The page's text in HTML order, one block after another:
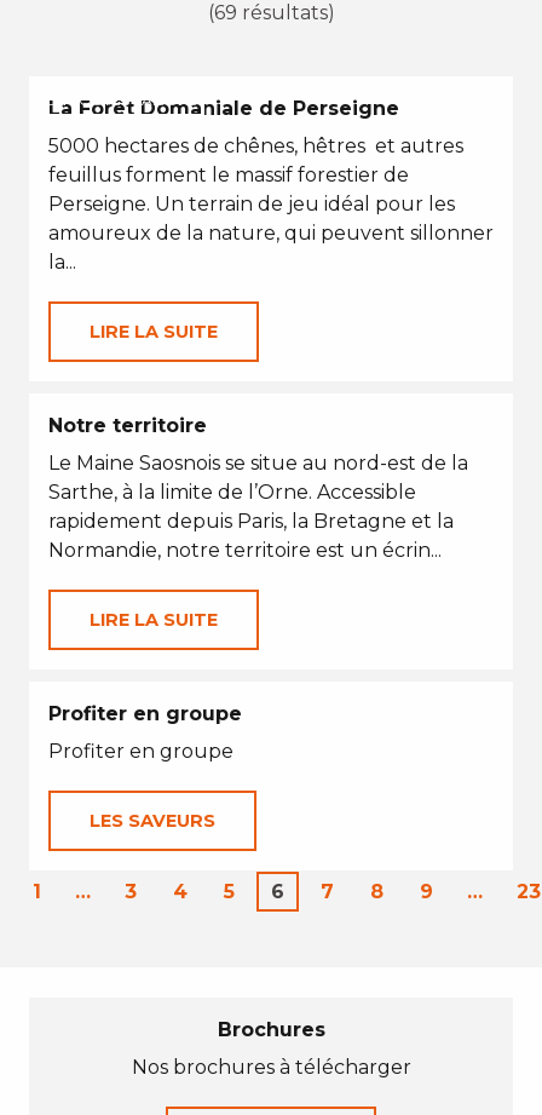
(69 résultats)
EN TOUTES SAISONS
La Forêt Domaniale de Perseigne
5000 hectares de chênes, hêtres et autres
feuillus forment le massif forestier de
Perseigne. Un terrain de jeu idéal pour les
amoureux de la nature, qui peuvent sillonner
la...
LIRE LA SUITE
Notre territoire
Le Maine Saosnois se situe au nord-est de la
Sarthe, à la limite de l’Orne. Accessible
rapidement depuis Paris, la Bretagne et la
Normandie, notre territoire est un écrin...
LIRE LA SUITE
Profiter en groupe
Profiter en groupe
LES SAVEURS
1 … 3 4 5 6 7 8 9 … 23
Brochures
Nos brochures à télécharger